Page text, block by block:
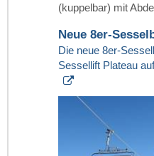
(kuppelbar) mit
Neue 8er-
Die neue 8er-
Sessellift Plateau